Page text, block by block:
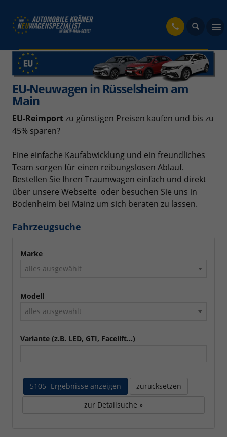
EU-Neuwagen in Rüsselsheim am
Main
EU-Reimportzu günstigen Preisen kaufen und bis zu
45% sparen?
Eine einfache Kaufabwicklung und ein freundliches
Team sorgen für einen reibungslosen Ablauf.
Bestellen Sie Ihren Traumwagen einfach und direkt
über unsere Webseite oder besuchen Sie uns in
Bodenheim bei Mainz um sich beraten zu lassen.
Fahrzeugsuche
Marke
alles ausgewählt
Modell
alles ausgewählt
Variante (z.B. LED, GTI, Facelift...)
5105 Ergebnisse anzeigen
zurücksetzen
zur Detailsuche »